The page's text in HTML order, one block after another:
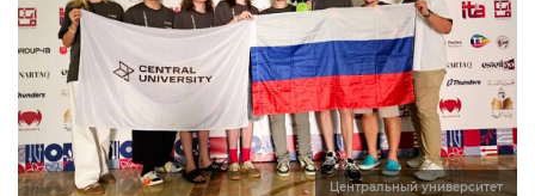
Центральный университет